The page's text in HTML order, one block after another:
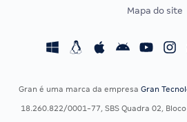
Concursos Fiscais
Mapa do site
Gran é uma marca da empresa Gran
18.260.822/0001-77, SBS Quadra 02,